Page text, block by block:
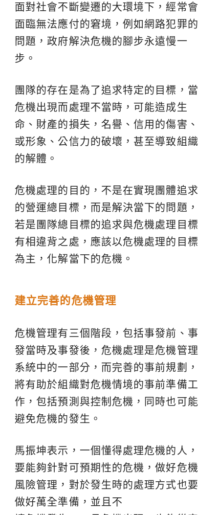
面對社會不斷變遷的大環境下，經常會
面臨無法應付的窘境，例如網路犯罪的
問題，政府解決危機的腳步永遠慢一
步。
團隊的存在是為了追求特定的目標，當
危機出現而處理不當時，可能造成生
命、財產的損失，名譽、信用的傷害、
或形象、公信力的破壞，甚至導致組織
的解體。
危機處理的目的，不是在實現團體追求
的營運總目標，而是解決當下的問題，
若是團隊總目標的追求與危機處理目標
有相違背之處，應該以危機處理的目標
為主，化解當下的危機。
建立完善的危機管理
危機管理有三個階段，包括事發前、事
發當時及事發後，危機處理是危機管理
系統中的一部分，而完善的事前規劃，
將有助於組織對危機情境的事前準備工
作，包括預測與控制危機，同時也可能
避免危機的發生。
馬振坤表示，一個懂得處理危機的人，
要能夠針對可預期性的危機，做好危機
風險管理，對於發生時的處理方式也要
做好萬全準備，並且不